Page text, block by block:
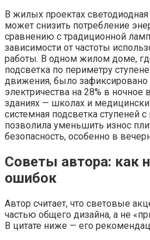
В жилых проектах
может снизить потребление
сравнению с традиционной
зависимости от частоты
работы. В одном жилом доме,
подсветка по периметру
движения, было зафиксировано
электричества на 28% в
зданиях — школах и
системная подсветка ступеней
позволила уменьшить износ
безопасность, особенно в
Советы автора: как
ошибок
Автор считает, что световые
частью общего дизайна, а не
В цитате ниже — его